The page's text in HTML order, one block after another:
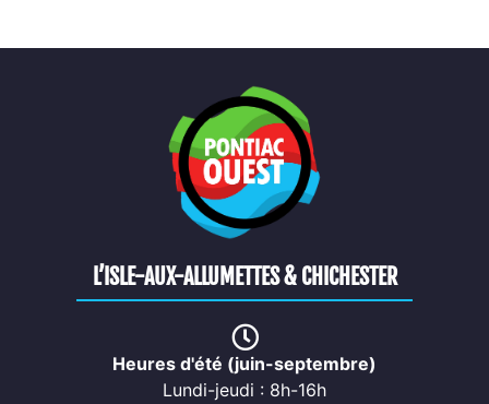
L’ISLE-AUX-ALLUMETTES & CHICHESTER
Heures d'été (juin-septembre)
Lundi-jeudi : 8h-16h